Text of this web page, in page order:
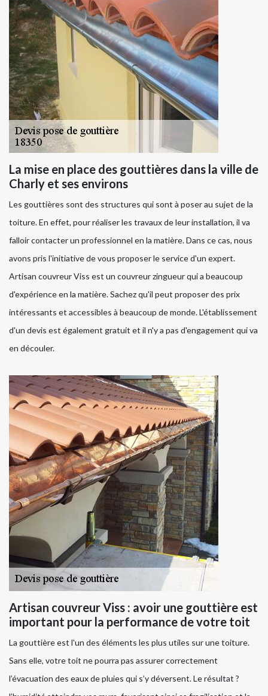
La mise en place des gouttières dans la ville de
Charly et ses environs
Les gouttières sont des structures qui sont à poser au sujet de la
toiture. En effet, pour réaliser les travaux de leur installation, il va
falloir contacter un professionnel en la matière. Dans ce cas, nous
avons pris l'initiative de vous proposer le service d'un expert.
Artisan couvreur Viss est un couvreur zingueur qui a beaucoup
d'expérience en la matière. Sachez qu'il peut proposer des prix
intéressants et accessibles à beaucoup de monde. L'établissement
d'un devis est également gratuit et il n'y a pas d'engagement qui va
en découler.
Artisan couvreur Viss : avoir une gouttière est
important pour la performance de votre toit
La gouttière est l'un des éléments les plus utiles sur une toiture.
Sans elle, votre toit ne pourra pas assurer correctement
l’évacuation des eaux de pluies qui s’y déversent. Le résultat ?